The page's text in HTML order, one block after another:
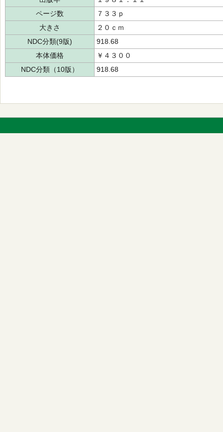
ページ数
７３３ｐ
大きさ
２０ｃｍ
NDC分類(9版)
918.68
本体価格
￥４３００
NDC分類（10版）
918.68